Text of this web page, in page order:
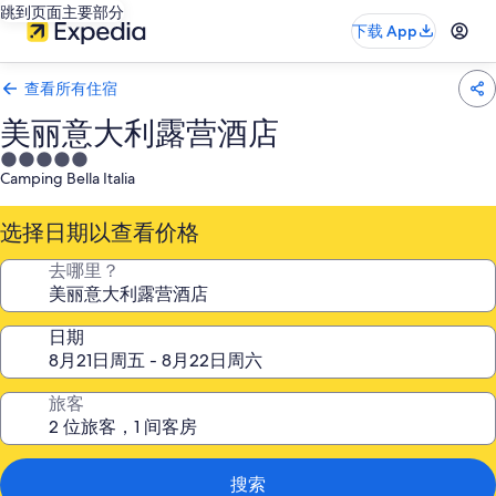
跳到页面主要部分
下载 App
查看所有住宿
美丽意大利露营酒店
5.0
星
住
宿
Camping Bella Italia
选择日期以查看价格
去哪里？
日期
旅客
搜索